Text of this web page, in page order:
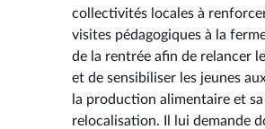
collectivités locales à
visites pédagogiques à la
de la rentrée afin de relancer
et de sensibiliser les jeunes
la production alimentaire et sa
relocalisation. Il lui demande